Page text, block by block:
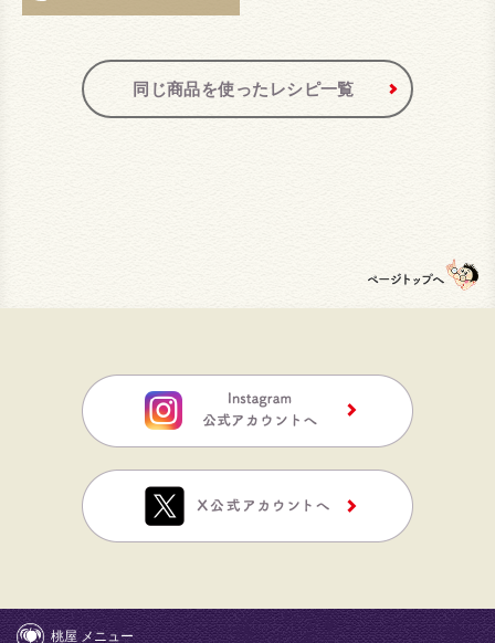
同じ商品を使ったレシピ一覧
桃屋 メニュー